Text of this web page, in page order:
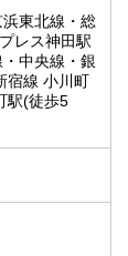
東北線・総
レス神田駅
中央線・銀
宿線 小川町
駅(徒歩5